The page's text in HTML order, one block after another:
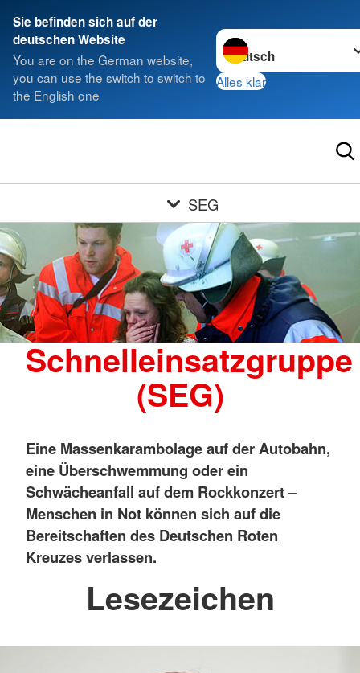
Sie befinden sich auf der
deutschen Website
You are on the German website,
you can use the switch to switch to
the English one
Sprache wechseln zu
Alles klar
SEG
Schnelleinsatzgruppe
(SEG)
Eine Massenkarambolage auf der Autobahn,
eine Überschwemmung oder ein
Schwächeanfall auf dem Rockkonzert –
Menschen in Not können sich auf die
Bereitschaften des Deutschen Roten
Kreuzes verlassen.
Lesezeichen